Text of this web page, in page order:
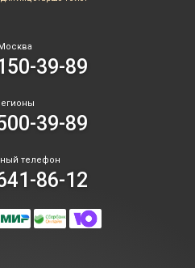
Москва
39-89
39-89
телефон
86-12